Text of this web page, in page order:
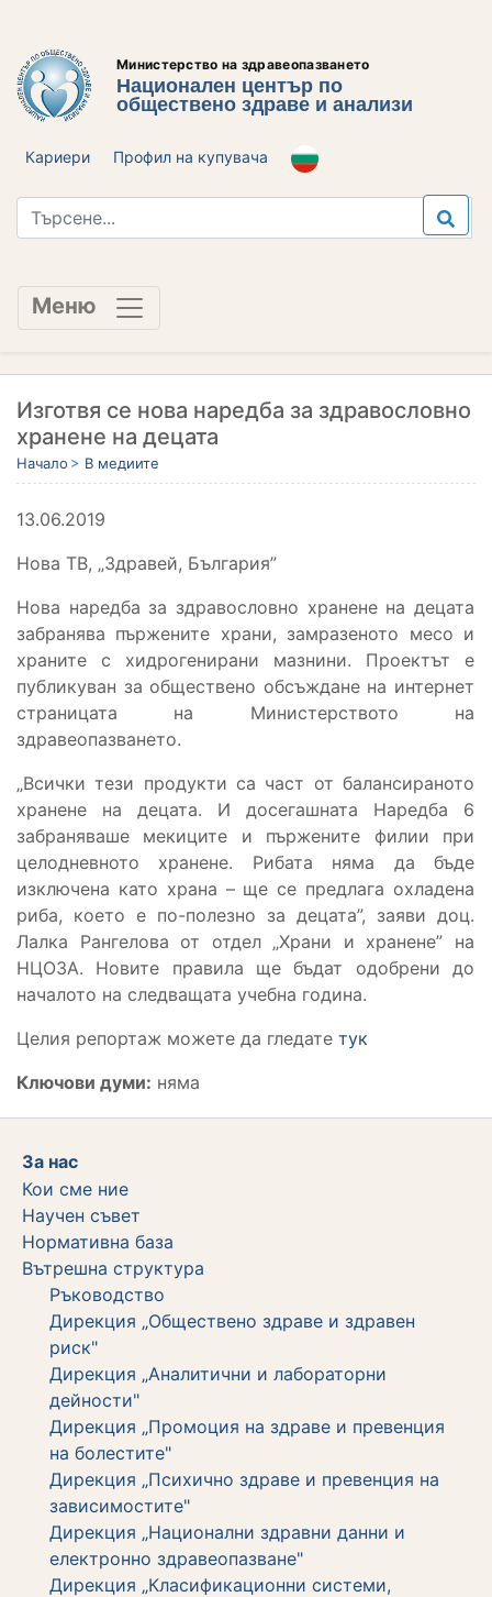
Министерство на здравеопазването
Национален център по
обществено здраве и анализи
Кариери Профил на купувача
Меню
Изготвя се нова наредба за здравословно
хранене на децата
Начало В медиите
13.06.2019
Нова ТВ, „Здравей, България”
Нова наредба за здравословно хранене на децата
забранява пържените храни, замразеното месо и
храните с хидрогенирани мазнини. Проектът е
публикуван за обществено обсъждане на интернет
страницата на Министерството на
здравеопазването.
„Всички тези продукти са част от балансираното
хранене на децата. И досегашната Наредба 6
забраняваше мекиците и пържените филии при
целодневното хранене. Рибата няма да бъде
изключена като храна – ще се предлага охладена
риба, което е по-полезно за децата”, заяви доц.
Лалка Рангелова от отдел „Храни и хранене” на
НЦОЗА. Новите правила ще бъдат одобрени до
началото на следващата учебна година.
Целия репортаж можете да гледате тук
Ключови думи: няма
За нас
Кои сме ние
Научен съвет
Нормативна база
Вътрешна структура
Ръководство
Дирекция „Обществено здраве и здравен
риск"
Дирекция „Аналитични и лабораторни
дейности"
Дирекция „Промоция на здраве и превенция
на болестите"
Дирекция „Психично здраве и превенция на
зависимостите"
Дирекция „Национални здравни данни и
електронно здравеопазване"
Дирекция „Класификационни системи,